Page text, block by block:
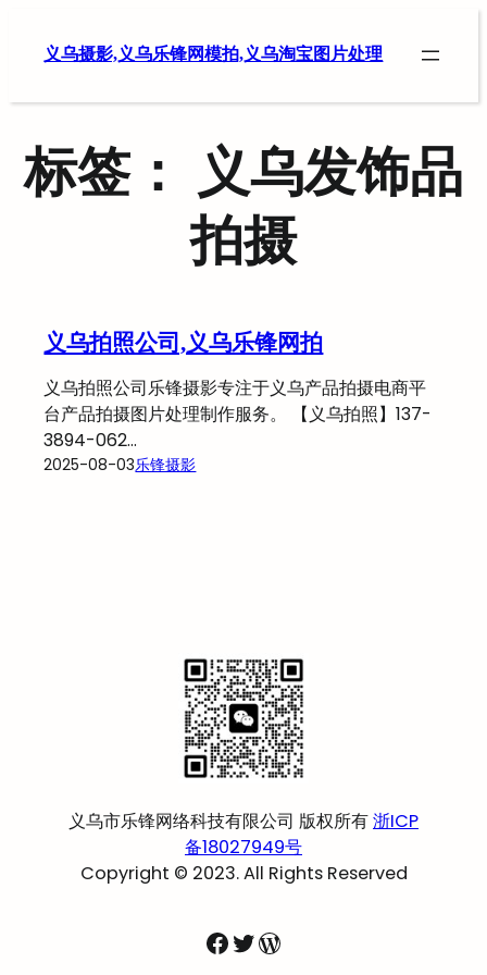
容
义乌摄影,义乌乐锋网模拍,义乌淘宝图片处理
标签：
义乌发饰品
拍摄
义乌拍照公司,义乌乐锋网拍
义乌拍照公司乐锋摄影专注于义乌产品拍摄电商平
台产品拍摄图片处理制作服务。 【义乌拍照】137-
3894-062…
2025-08-03乐锋摄影
义乌市乐锋网络科技有限公司 版权所有浙ICP
备18027949号
Copyright © 2023. All Rights Reserved
Facebook
Twitter
WordPress